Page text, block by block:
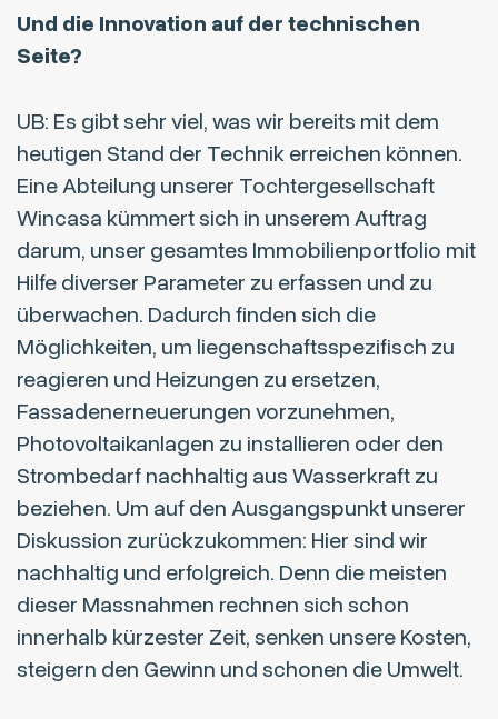
Und die Innovation auf der technischen
Seite?
UB: Es gibt sehr viel, was wir bereits mit dem
heutigen Stand der Technik erreichen können.
Eine Abteilung unserer Tochtergesellschaft
Wincasa kümmert sich in unserem Auftrag
darum, unser gesamtes Immobilienportfolio mit
Hilfe diverser Parameter zu erfassen und zu
überwachen. Dadurch finden sich die
Möglichkeiten, um liegenschaftsspezifisch zu
reagieren und Heizungen zu ersetzen,
Fassadenerneuerungen vorzunehmen,
Photovoltaikanlagen zu installieren oder den
Strombedarf nachhaltig aus Wasserkraft zu
beziehen. Um auf den Ausgangspunkt unserer
Diskussion zurückzukommen: Hier sind wir
nachhaltig und erfolgreich. Denn die meisten
dieser Massnahmen rechnen sich schon
innerhalb kürzester Zeit, senken unsere Kosten,
steigern den Gewinn und schonen die Umwelt.